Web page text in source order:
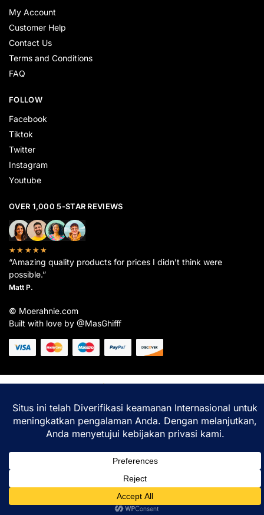
My Account
Customer Help
Contact Us
Terms and Conditions
FAQ
FOLLOW
Facebook
Tiktok
Twitter
Instagram
Youtube
OVER 1,000 5-STAR REVIEWS
★★★★★
“Amazing quality products for prices I didn’t think were
possible.”
Matt P.
© Moerahnie.com
Built with love by @MasGhifff
Lacak
Moerahnie.com
pengalaman belanja terbaik Anda.